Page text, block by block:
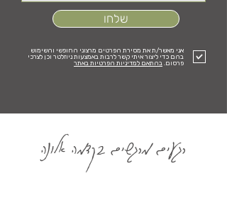
שלחו
אני מאשר/ת את מסירת הפרטים מרצוני החופשי והשימוש
בהם כדי ליצור איתי קשר לרבות באמצעות ניוזלטר וכן לצרכי
פרסום.בהתאם למדיניות הפרטיות באתר
רגעים מרגשים בקדמה אלונה